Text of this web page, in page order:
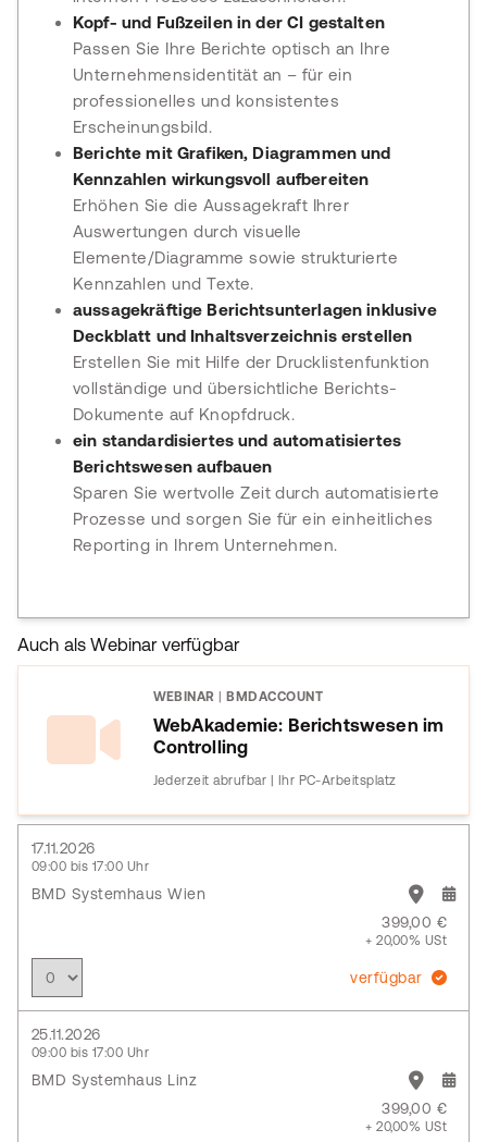
Kopf- und Fußzeilen in der CI gestalten
Passen Sie Ihre Berichte optisch an Ihre
Unternehmensidentität an – für ein
professionelles und konsistentes
Erscheinungsbild.
Berichte mit Grafiken, Diagrammen und
Kennzahlen wirkungsvoll aufbereiten
Erhöhen Sie die Aussagekraft Ihrer
Auswertungen durch visuelle
Elemente/Diagramme sowie strukturierte
Kennzahlen und Texte.
aussagekräftige Berichtsunterlagen inklusive
Deckblatt und Inhaltsverzeichnis erstellen
Erstellen Sie mit Hilfe der Drucklistenfunktion
vollständige und übersichtliche Berichts-
Dokumente auf Knopfdruck.
ein standardisiertes und automatisiertes
Berichtswesen aufbauen
Sparen Sie wertvolle Zeit durch automatisierte
Prozesse und sorgen Sie für ein einheitliches
Reporting in Ihrem Unternehmen.
Auch als Webinar verfügbar
WEBINAR BMDACCOUNT
WebAkademie: Berichtswesen im
Controlling
Jederzeit abrufbar | Ihr PC-Arbeitsplatz
17.11.2026
09:00 bis 17:00 Uhr
BMD Systemhaus Wien
399,00 €
+ 20,00% USt
verfügbar
25.11.2026
09:00 bis 17:00 Uhr
BMD Systemhaus Linz
399,00 €
+ 20,00% USt